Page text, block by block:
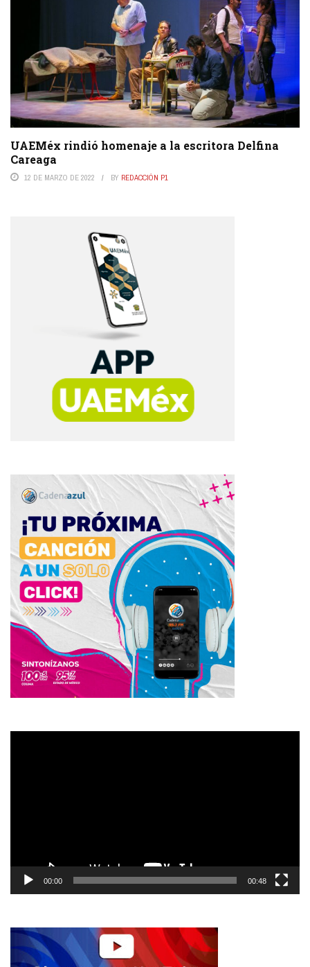
UAEMéx rindió homenaje a la escritora Delfina
Careaga
12 DE MARZO DE 2022 BY REDACCIÓN P1
00:00 00:48